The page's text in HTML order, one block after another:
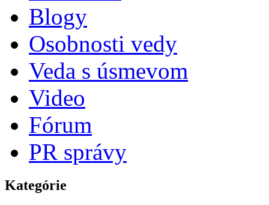
Blogy
Osobnosti vedy
Veda s úsmevom
Video
Fórum
PR správy
Kategórie